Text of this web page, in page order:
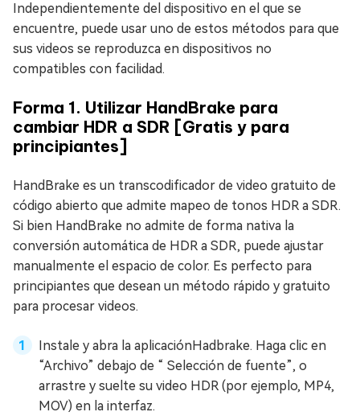
Independientemente del dispositivo en el que se
encuentre, puede usar uno de estos métodos para que
sus videos se reproduzca en dispositivos no
compatibles con facilidad.
Forma 1. Utilizar HandBrake para
cambiar HDR a SDR [Gratis y para
principiantes]
HandBrake es un transcodificador de video gratuito de
código abierto que admite mapeo de tonos HDR a SDR.
Si bien HandBrake no admite de forma nativa la
conversión automática de HDR a SDR, puede ajustar
manualmente el espacio de color. Es perfecto para
principiantes que desean un método rápido y gratuito
para procesar videos.
Instale y abra la aplicaciónHadbrake. Haga clic en
“Archivo” debajo de “ Selección de fuente”, o
arrastre y suelte su video HDR (por ejemplo, MP4,
MOV) en la interfaz.